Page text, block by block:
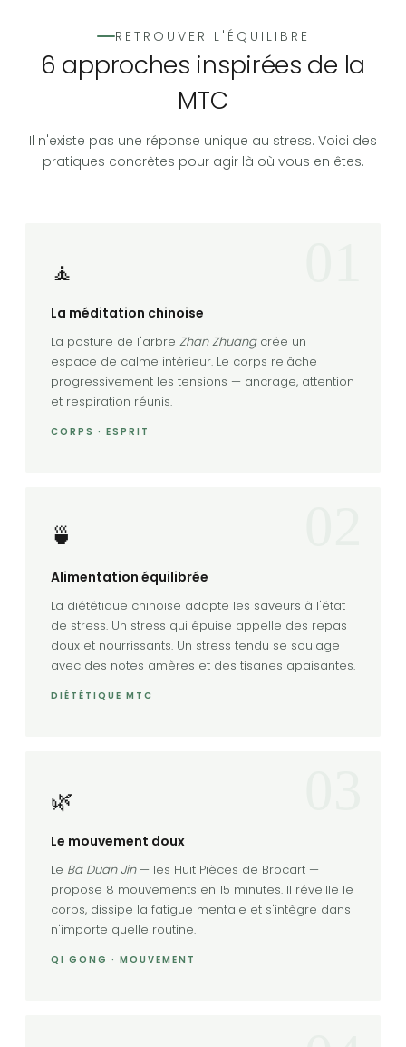
RETROUVER L'ÉQUILIBRE
6 approches inspirées de la
MTC
Il n'existe pas une réponse unique au stress. Voici des
pratiques concrètes pour agir là où vous en êtes.
🧘
La méditation chinoise
La posture de l'arbre Zhan Zhuangcrée un
espace de calme intérieur. Le corps relâche
progressivement les tensions — ancrage, attention
et respiration réunis.
CORPS · ESPRIT
🍵
Alimentation équilibrée
La diététique chinoise adapte les saveurs à l'état
de stress. Un stress qui épuise appelle des repas
doux et nourrissants. Un stress tendu se soulage
avec des notes amères et des tisanes apaisantes.
DIÉTÉTIQUE MTC
🌿
Le mouvement doux
Le Ba Duan Jin— les Huit Pièces de Brocart —
propose 8 mouvements en 15 minutes. Il réveille le
corps, dissipe la fatigue mentale et s'intègre dans
n'importe quelle routine.
QI GONG · MOUVEMENT